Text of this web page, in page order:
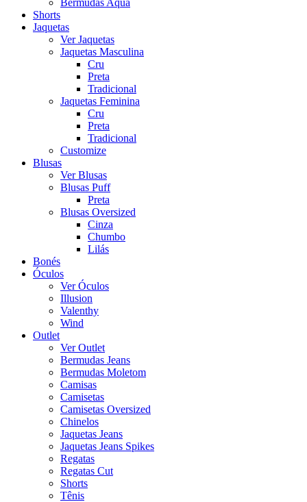
Bermudas Aqua
Shorts
Jaquetas
Ver Jaquetas
Jaquetas Masculina
Cru
Preta
Tradicional
Jaquetas Feminina
Cru
Preta
Tradicional
Customize
Blusas
Ver Blusas
Blusas Puff
Preta
Blusas Oversized
Cinza
Chumbo
Lilás
Bonés
Óculos
Ver Óculos
Illusion
Valenthy
Wind
Outlet
Ver Outlet
Bermudas Jeans
Bermudas Moletom
Camisas
Camisetas
Camisetas Oversized
Chinelos
Jaquetas Jeans
Jaquetas Jeans Spikes
Regatas
Regatas Cut
Shorts
Tênis